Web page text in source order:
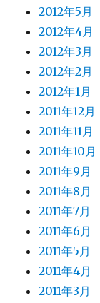
2012年5月
2012年4月
2012年3月
2012年2月
2012年1月
2011年12月
2011年11月
2011年10月
2011年9月
2011年8月
2011年7月
2011年6月
2011年5月
2011年4月
2011年3月